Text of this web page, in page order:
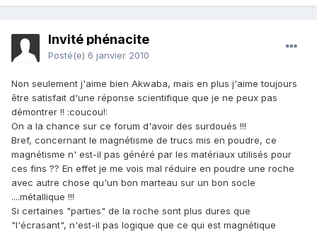
Invité phénacite
Posté(e) 6 janvier 2010
Non seulement j'aime bien Akwaba, mais en plus j'aime toujours
être satisfait d'une réponse scientifique que je ne peux pas
démontrer !! :coucou!:
On a la chance sur ce forum d'avoir des surdoués !!!
Bref, concernant le magnétisme de trucs mis en poudre, ce
magnétisme n' est-il pas généré par les matériaux utilisés pour
ces fins ?? En effet je me vois mal réduire en poudre une roche
avec autre chose qu'un bon marteau sur un bon socle
....métallique !!!
Si certaines "parties" de la roche sont plus dures que
"l'écrasant", n'est-il pas logique que ce qui est magnétique